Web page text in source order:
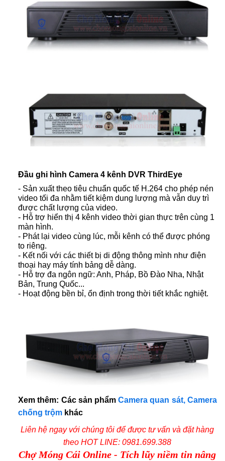
Đầu ghi hình Camera 4 kênh DVR ThirdEye
- Sản xuất theo tiêu chuẩn quốc tế H.264 cho phép nén
video tối đa nhằm tiết kiệm dung lượng mà vẫn duy trì
được chất lượng của video.
- Hỗ trợ hiển thị 4 kênh video thời gian thực trên cùng 1
màn hình.
- Phát lại video cùng lúc, mỗi kênh có thể được phóng
to riêng.
- Kết nối với các thiết bị di động thông mình như điện
thoại hay máy tính bảng dễ dàng.
- Hỗ trợ đa ngôn ngữ: Anh, Pháp, Bồ Đào Nha, Nhật
Bản, Trung Quốc...
- Hoạt động bền bỉ, ổn định trong thời tiết khắc nghiệt.
Xem thêm: Các sản phẩmCamera quan sát, Camera
chống trộm khác
Liên hệ ngay với chúng tôi để được tư vấn và đặt hàng
theoHOT LINE: 0981.699.388
Chợ Móng Cái Online - Tích lũy niềm tin nâng